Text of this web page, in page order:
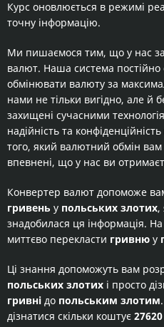
Курс оновлюється в режимі
точну інформацію.
Ми пишаємося тим, що у нас
валют. Наша система
обмінювати валюту за
нами не тільки вигідно, але й
захищені сучасними
надійність та
того, який валютний обмін
впевнені, що у нас ви
Конвертер валют допоможе
гривень у польських злотих,
знадобилася ця інформація.
миттєво перекласти гривню у
Ці знання допоможуть вам
польських злотих і просто
гривні до польським злотим
дізнатися скільки коштує